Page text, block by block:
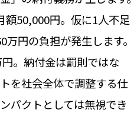
額50,000円。仮に1人不足
円の負担が発生します。
。納付金は罰則ではな
を社会全体で調整する仕
パクトとしては無視でき